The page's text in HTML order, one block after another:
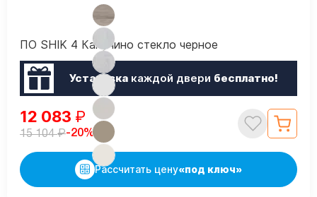
ПО SHIK 4 Капучино стекло черное
Установкакаждой двери бесплатно!
12 083 ₽
15 104₽-20%
Рассчитать цену«под ключ»